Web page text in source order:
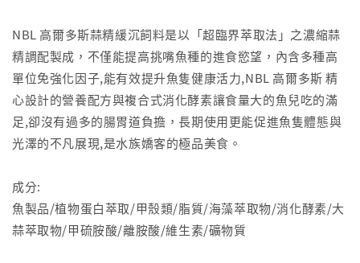
NBL 高爾多斯蒜精緩沉飼料是以「超臨界萃取法」之濃縮蒜
精調配製成，不僅能提高挑嘴魚種的進食慾望，內含多種高
單位免強化因子,能有效提升魚隻健康活力,NBL 高爾多斯 精
心設計的營養配方與複合式消化酵素讓食量大的魚兒吃的滿
足,卻沒有過多的腸胃道負擔，長期使用更能促進魚隻體態與
光澤的不凡展現,是水族嬌客的極品美食。
成分:
魚製品/植物蛋白萃取/甲殼類/脂質/海藻萃取物/消化酵素/大
蒜萃取物/甲硫胺酸/離胺酸/維生素/礦物質